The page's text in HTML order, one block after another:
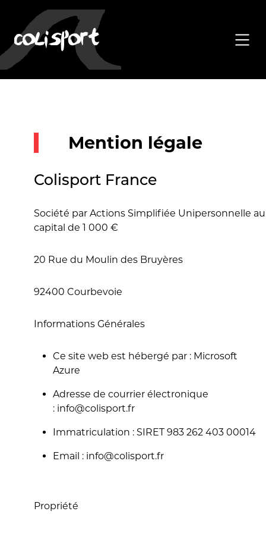
Mention légale
Colisport France
Société par Actions Simplifiée Unipersonnelle au
capital de 1 000 €
20 Rue du Moulin des Bruyères
92400 Courbevoie
Informations Générales
Ce site web est hébergé par : Microsoft
Azure
Adresse de courrier électronique
: info@colisport.fr
Immatriculation : SIRET 983 262 403 00014
Email : info@colisport.fr
Propriété